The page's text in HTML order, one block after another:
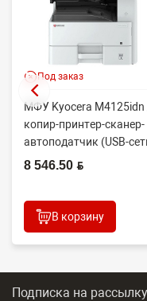
Под заказ
МФУ Kyocera
копир-принтер-сканер-
автоподатчик (USB-
8 546.50 BYN
В корзину
Подписка на